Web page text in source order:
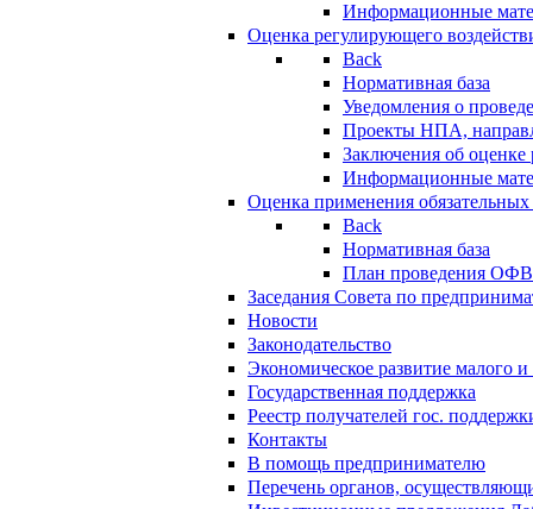
Информационные
Оценка регулирующего
Back
Нормативная база
Уведомления о
Проекты НПА,
Заключения об
Информационные
Оценка применения
Back
Нормативная база
План проведения
Заседания Совета по
Новости
Законодательство
Экономическое развитие малого и
Государственная поддержка
Реестр получателей гос.
Контакты
В помощь предпринимателю
Перечень органов,